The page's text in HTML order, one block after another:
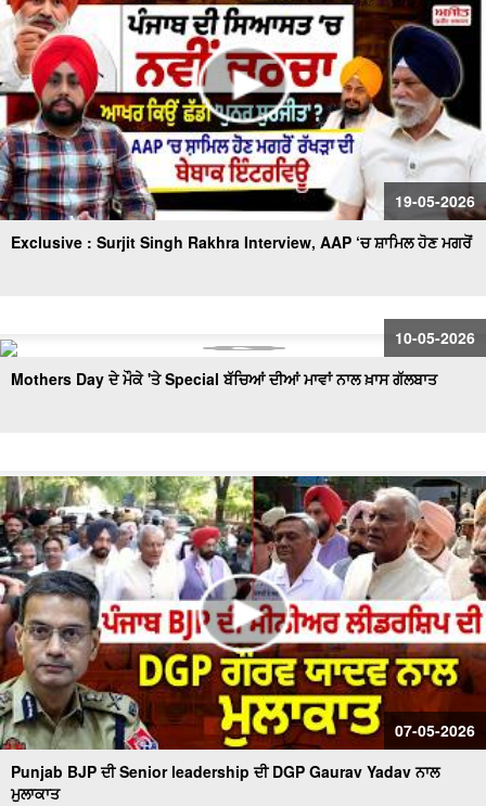
19-05-2026
Exclusive : Surjit Singh Rakhra Interview, AAP ‘ਚ ਸ਼ਾਮਿਲ ਹੋਣ ਮਗਰੋਂ
10-05-2026
Mothers Day ਦੇ ਮੌਕੇ 'ਤੇ Special ਬੱਚਿਆਂ ਦੀਆਂ ਮਾਵਾਂ ਨਾਲ ਖ਼ਾਸ ਗੱਲਬਾਤ
07-05-2026
Punjab BJP ਦੀ Senior leadership ਦੀ DGP Gaurav Yadav ਨਾਲ
ਮੁਲਾਕਾਤ